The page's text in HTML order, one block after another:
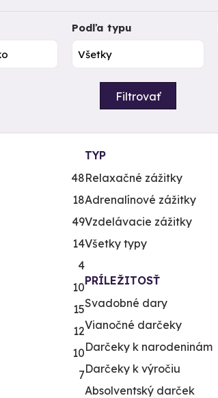
Podľa typu
Filtrovať
48
18
49
14
4
10
15
12
10
7
TYP
Relaxačné zážitky
Adrenalínové zážitky
Vzdelávacie zážitky
Všetky typy
PRÍLEŽITOSŤ
Svadobné dary
Vianočné darčeky
Darčeky k narodeninám
Darčeky k výročiu
Absolventský darček